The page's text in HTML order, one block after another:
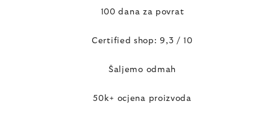
100 dana za povrat
Certified shop: 9,3 / 10
Šaljemo odmah
50k+ ocjena proizvoda